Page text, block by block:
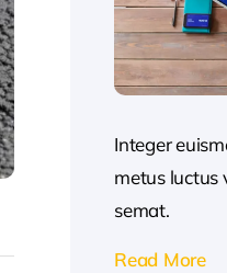
Integer
metus luctus
semat.
Read More